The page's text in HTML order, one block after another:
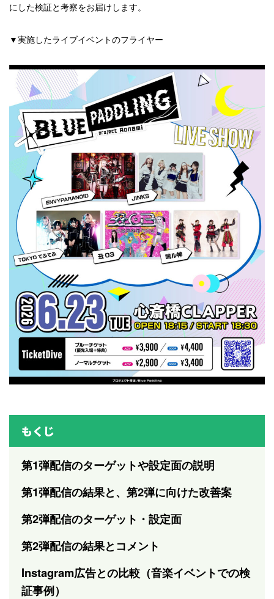
にした検証と考察をお届けします。
▼実施したライブイベントのフライヤー
もくじ
第1弾配信のターゲットや設定面の説明
第1弾配信の結果と、第2弾に向けた改善案
第2弾配信のターゲット・設定面
第2弾配信の結果とコメント
Instagram広告との比較（音楽イベントでの検
証事例）